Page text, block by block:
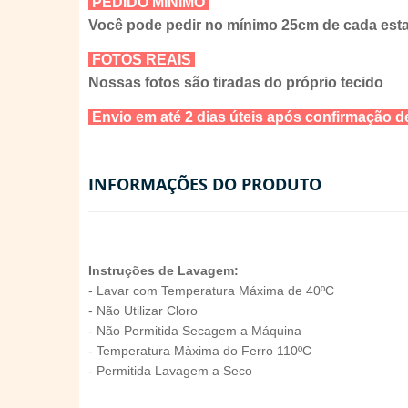
Você pode pedir no mínimo 25cm de cada
FOTOS REAIS
Nossas fotos são tiradas do próprio tecido
Envio em até 2 dias úteis após confirmação
INFORMAÇÕES DO PRODUTO
Instruções de Lavagem:
- Lavar com Temperatura Máxima de 40ºC
- Não Utilizar Cloro
- Não Permitida Secagem a Máquina
- Temperatura Màxima do Ferro 110ºC
- Permitida Lavagem a Seco